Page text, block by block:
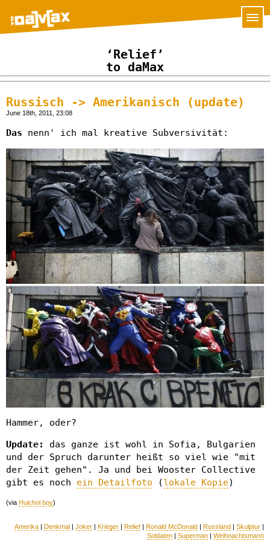
‘Relief’
to daMax
Russisch -> Amerikanisch (update)
June 18th, 2011, 23:08
Das nenn' ich mal kreative Subversivität:
Hammer, oder?
Update:
das ganze ist wohl in Sofia, Bulgarien
und der Spruch darunter heißt so viel wie "mit
der Zeit gehen". Ja und bei Wooster Collective
gibt es noch ein Detailfoto (lokale Kopie)
(via Huichol boy)
Amerika | Denkmal | Joker | Krieger | Relief | Ronald McDonald | Russland | Skulptur |
Soldaten | Superman | Weihnachtsmann